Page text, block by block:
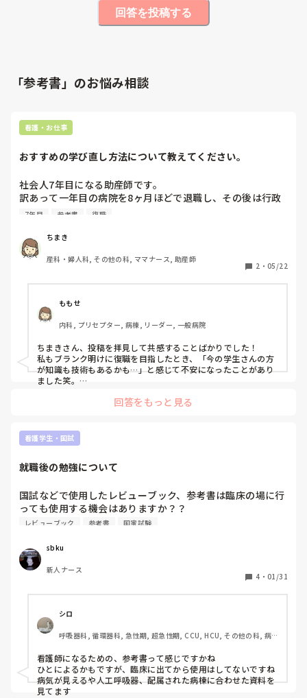
回答を投稿する
「参考書」のお悩み相談
看護・お仕事
おすすめの学び直し方法について教えてください。
社会人7年目になる助産師です。
訳あって一年目の病院を8ヶ月ほどで退職し、その後は行政
の母子保健や虐待対応を行ってきました。
今では一児の母となり、周産期に関する経験や知識は、実体
験としてはあるものの、現学生さんの方が知識や技術が豊富
と思われる状態です。
大した土台もないままに現場を離れて数年、現場への復職を
したいと願うようになりました。助産師としての産科や産婦
人科復帰を視野に入れており、学び直しをしたいと考えてい
るので、おすすめの学習方法や参考書等を教えてください。
よろしくお願いいたします。
7年目 参考書 復職
ちまき
産科・婦人科, その他の科, ママナース, 助産師
2 ・ 05/22
ももせ
内科, プリセプター, 病棟, リーダー, 一般病院
ちまきさん、投稿を拝見して共感することばかりでした！
私もブランク明けに復職を目指したとき、「今の学生さんの方
が知識も技術もあるかも…」と感じて不安になったことがあり
ました笑。
私が少しずつ自信を取り戻せたのは、まずは自宅でできること
	•	最新の書籍や雑誌を少しずつ読む
います。
家事や育児の合間でも受けられて、ブランクがあっても安心
して参加できます。
私も最初は「今さら勉強して追いつけるのかな」と思っていま
だな」と思えるようになりました。
ちまきさんも、ご自身の経験が必ず活きるときが来ると思いま
回答をもっと見る
看護学生・国試
就職後の勉強について
国試などで使用したレビューブック、参考書は臨床の場に行
っても使用する機会はありますか？？
学校の教材の方がいいなどありましたら教えてください！
レビューブック 参考書 国家試験
sbku
新人ナース
4 ・ 01/31
シロ
呼吸器科, 循環器科, 急性期, 超急性期, CCU, HCU, その他の科, 病
看護師になるための、参考書って感じですかね
ひとによるかもですが、臨床に出てから使用はしてないですね
病気が見えるや人工呼吸器、配属された病棟に合わせた資料を
見てます